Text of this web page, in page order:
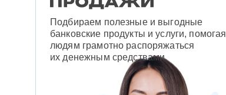
Подбираем полезные и выгодные
банковские продукты и услуги, помогая
людям грамотно распоряжаться
их денежным средствами.